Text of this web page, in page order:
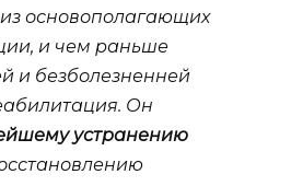
основополагающих
и чем раньше
и безболезненней
Он
устранению